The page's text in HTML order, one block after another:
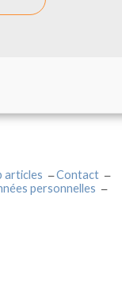
articles
Contact
personnelles